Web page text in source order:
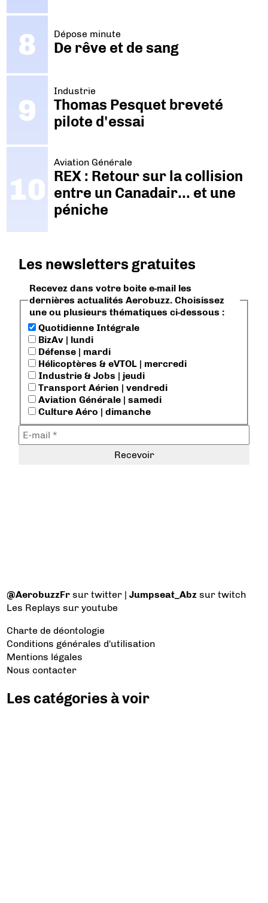
Dépose minute
De rêve et de sang
Industrie
Thomas Pesquet breveté
pilote d'essai
Aviation Générale
REX : Retour sur la collision
entre un Canadair… et une
péniche
Les newsletters gratuites
Recevez dans votre boite e-mail les
dernières actualités Aerobuzz. Choisissez
une ou plusieurs thématiques ci-dessous :
Quotidienne Intégrale
BizAv | lundi
Défense | mardi
Hélicoptères & eVTOL | mercredi
Industrie & Jobs | jeudi
Transport Aérien | vendredi
Aviation Générale | samedi
Culture Aéro | dimanche
@AerobuzzFr sur twitter |Jumpseat_Abz sur twitch
Les Replays sur youtube
Charte de déontologie
Conditions générales d'utilisation
Mentions légales
Nous contacter
Les catégories à voir